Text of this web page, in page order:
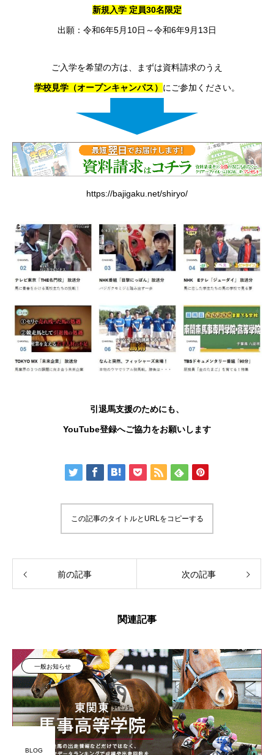
新規入学 定員30名限定
出願：令和6年5月10日～令和6年9月13日
ご入学を希望の方は、まずは資料請求のうえ
学校見学（オープンキャンパス） にご参加ください。
https://bajigaku.net/shiryo/
引退馬支援のためにも、
YouTube登録へご協力をお願いします
この記事のタイトルとURLをコピーする
前の記事 次の記事
関連記事
一般お知らせ
BLOG